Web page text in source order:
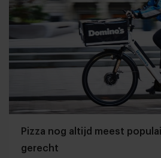
Pizza nog altijd meest
gerecht